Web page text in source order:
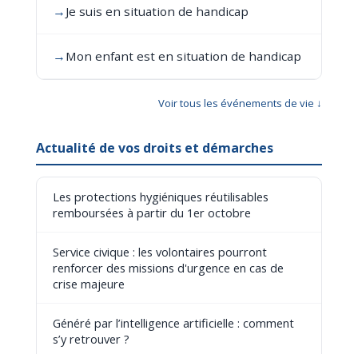
→ Je suis en situation de handicap
→ Mon enfant est en situation de handicap
Voir tous les événements de vie ↓
Actualité de vos droits et démarches
Les protections hygiéniques réutilisables
remboursées à partir du 1er octobre
Service civique : les volontaires pourront
renforcer des missions d'urgence en cas de
crise majeure
Généré par l’intelligence artificielle : comment
s’y retrouver ?